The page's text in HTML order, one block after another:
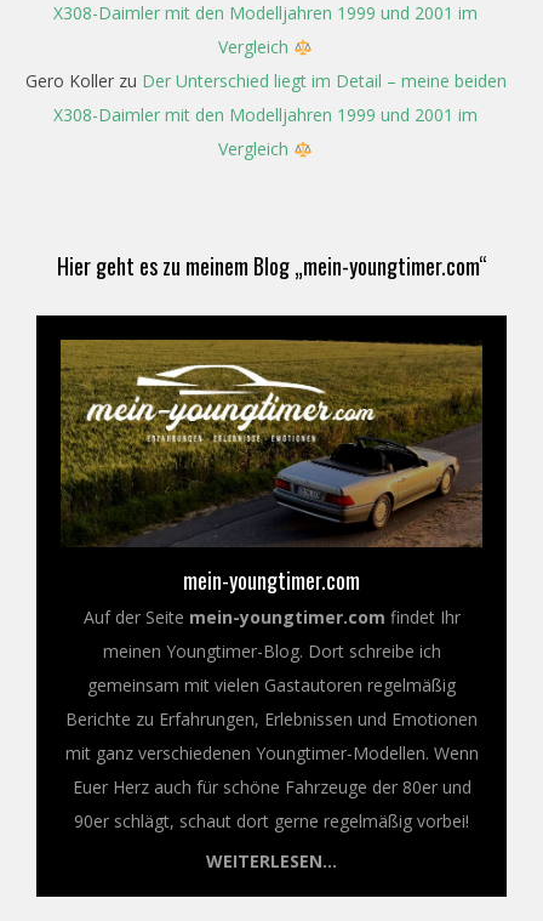
X308-Daimler mit den Modelljahren 1999 und 2001 im
Vergleich
Gero Kollerzu Der Unterschied liegt im Detail – meine beiden
X308-Daimler mit den Modelljahren 1999 und 2001 im
Vergleich
Hier geht es zu meinem Blog „mein-youngtimer.com“
mein-youngtimer.com
Auf der Seite mein-youngtimer.com findet Ihr
meinen Youngtimer-Blog. Dort schreibe ich
gemeinsam mit vielen Gastautoren regelmäßig
Berichte zu Erfahrungen, Erlebnissen und Emotionen
mit ganz verschiedenen Youngtimer-Modellen. Wenn
Euer Herz auch für schöne Fahrzeuge der 80er und
90er schlägt, schaut dort gerne regelmäßig vorbei!
WEITERLESEN...